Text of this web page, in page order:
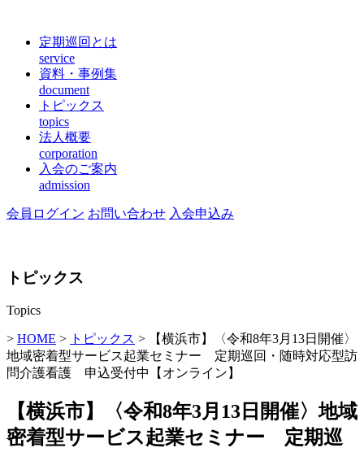
定期巡回とは
service
資料・事例集
document
トピックス
topics
法人概要
corporation
入会のご案内
admission
会員ログイン お問い合わせ 入会申込み
トピックス
Topics
> HOME > トピックス > 【横浜市】〈令和8年3月13日開催〉
地域密着型サービス起業セミナー 定期巡回・随時対応型訪
問介護看護 申込受付中【オンライン】
【横浜市】〈令和8年3月13日開催〉地域
密着型サービス起業セミナー 定期巡